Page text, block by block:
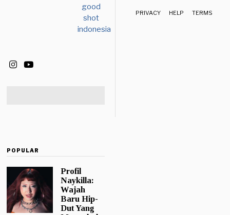
PRIVACY HELP TERMS
POPULAR
Profil
Naykilla:
Wajah
Baru Hip-
Dut Yang